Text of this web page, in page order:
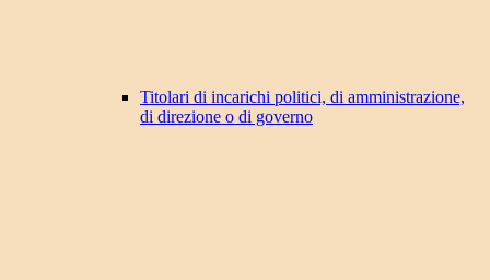
Titolari di incarichi politici, di amministrazione,
di direzione o di governo